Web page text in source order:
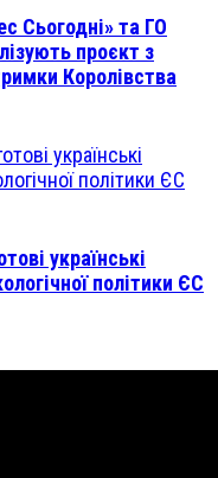
Сьогодні» та ГО
проєкт з
Королівства
українські
політики ЄС